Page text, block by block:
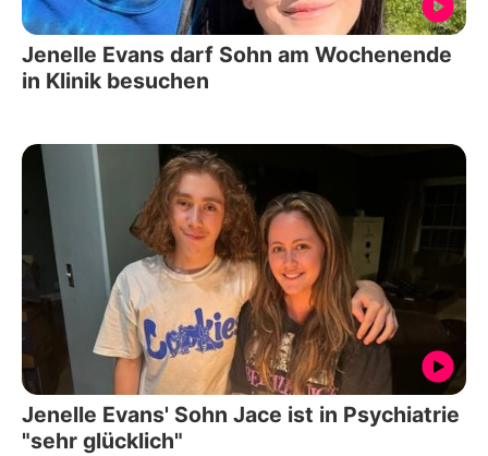
Jenelle Evans darf Sohn am Wochenende
in Klinik besuchen
Jenelle Evans' Sohn Jace ist in Psychiatrie
"sehr glücklich"